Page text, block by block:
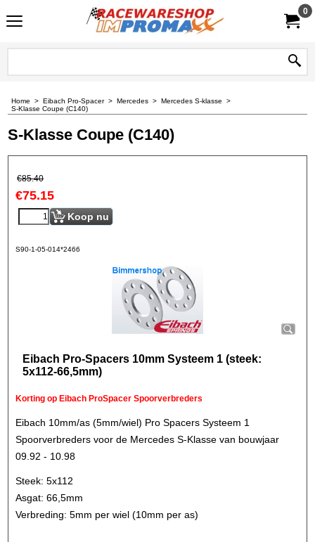
0
Home > Eibach Pro-Spacer> Mercedes > Mercedes S-klasse >
S-Klasse Coupe (C140)
S-Klasse Coupe (C140)
€85.40
€75.15
Koop nu
S90-1-05-014*2466
Eibach Pro-Spacers 10mm Systeem 1 (steek:
5x112-66,5mm)
Korting op Eibach ProSpacer Spoorverbreders
Eibach 10mm/as (5mm/wiel) Pro Spacers Systeem 1
Spoorverbreders voor de Mercedes S-Klasse van bouwjaar
09.92 - 10.98
Steek: 5x112
Asgat: 66,5mm
Verbreding: 5mm per wiel (10mm per as)